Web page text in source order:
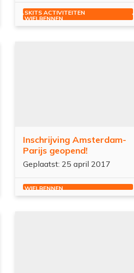
SKITS ACTIVITEITEN
WIELRENNEN
Inschrijving Amsterdam-
Parijs geopend!
Geplaatst: 25 april 2017
WIELRENNEN